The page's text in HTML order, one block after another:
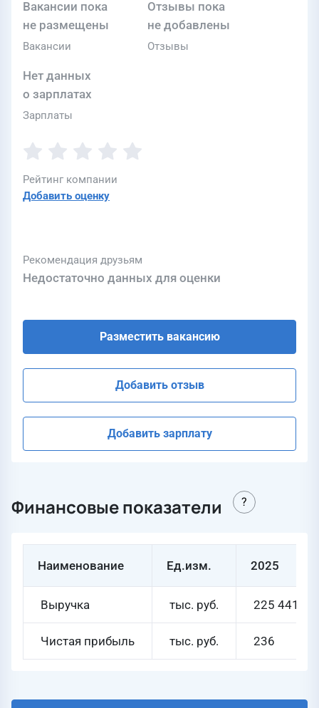
Вакансии пока
не размещены
Вакансии
Отзывы пока
не добавлены
Отзывы
Нет данных
о зарплатах
Зарплаты
Рейтинг компании
Добавить оценку
Рекомендация друзьям
Недостаточно данных для оценки
Разместить вакансию
Добавить отзыв
Добавить зарплату
Финансовые показатели
Наименование Ед.изм. 2025
Выручка тыс. руб. 225 441
Чистая прибыль тыс. руб. 236